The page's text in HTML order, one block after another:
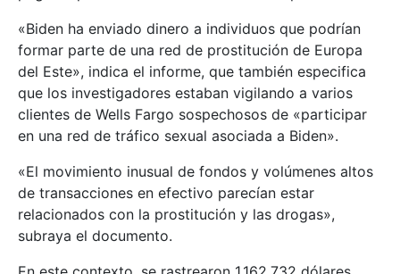
«Biden ha enviado dinero a individuos que podrían
formar parte de una red de prostitución de Europa
del Este», indica el informe, que también especifica
que los investigadores estaban vigilando a varios
clientes de Wells Fargo sospechosos de «participar
en una red de tráfico sexual asociada a Biden».
«El movimiento inusual de fondos y volúmenes altos
de transacciones en efectivo parecían estar
relacionados con la prostitución y las drogas»,
subraya el documento.